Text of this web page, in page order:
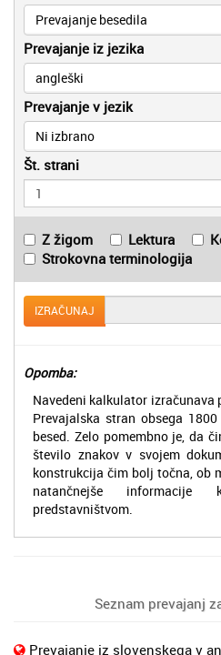
Prevajanje besedila
Prevajanje iz jezika
angleški
Prevajanje v jezik
Ni izbrano
Št. strani
Z žigom Lektura
Strokovna terminologija
IZRAČUNAJ
Opomba:
Navedeni kalkulator izračunava
Prevajalska stran obsega
besed. Zelo pomembno je, da
število znakov v svojem
konstrukcija čim bolj točna, ob
natančnejše
predstavništvom.
Seznam prevajanj
Prevajanje iz slovenskega v